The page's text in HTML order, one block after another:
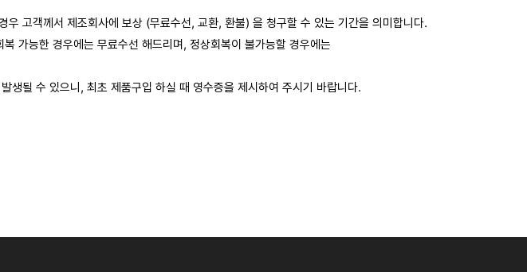
고객께서 제조회사에 보상 (무료수선, 교환, 환불) 을 청구할 수 있는 기간을 의미합니다.
가능한 경우에는 무료수선 해드리며, 정상회복이 불가능할 경우에는
생될 수 있으니, 최초 제품구입 하실 때 영수증을 제시하여 주시기 바랍니다.